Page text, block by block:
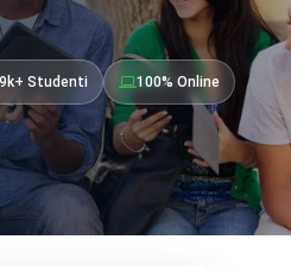
Studenti 100% Online